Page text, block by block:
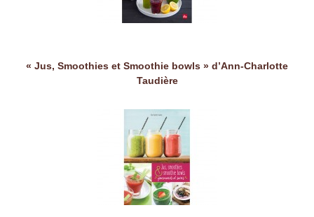
« Jus, Smoothies et Smoothie bowls » d’Ann-Charlotte
Taudière